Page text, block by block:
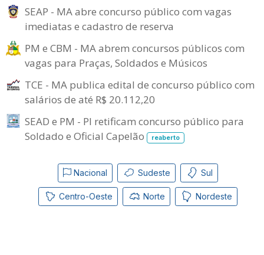
SEAP - MA abre concurso público com vagas
imediatas e cadastro de reserva
PM e CBM - MA abrem concursos públicos com
vagas para Praças, Soldados e Músicos
TCE - MA publica edital de concurso público com
salários de até R$ 20.112,20
SEAD e PM - PI retificam concurso público para
Soldado e Oficial Capelão
reaberto
Nacional Sudeste Sul
Centro-Oeste Norte Nordeste